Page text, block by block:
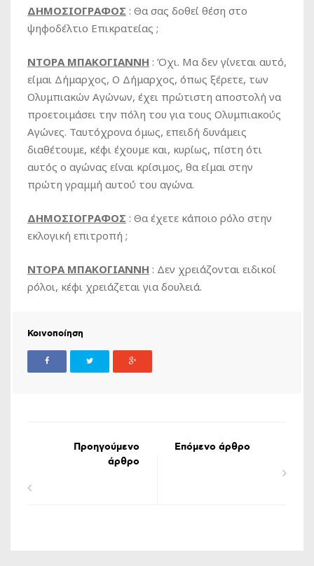
ΔΗΜΟΣΙΟΓΡΑΦΟΣ : Θα σας δοθεί θέση στο
ψηφοδέλτιο Επικρατείας ;
ΝΤΟΡΑ ΜΠΑΚΟΓΙΑΝΝΗ : Όχι. Μα δεν γίνεται αυτό,
είμαι Δήμαρχος, Ο Δήμαρχος, όπως ξέρετε, των
Ολυμπιακών Αγώνων, έχει πρώτιστη αποστολή να
προετοιμάσει την πόλη του για τους Ολυμπιακούς
Αγώνες. Ταυτόχρονα όμως, επειδή δυνάμεις
διαθέτουμε, κέφι έχουμε και, κυρίως, πίστη ότι
αυτός ο αγώνας είναι κρίσιμος, θα είμαι στην
πρώτη γραμμή αυτού του αγώνα.
ΔΗΜΟΣΙΟΓΡΑΦΟΣ : Θα έχετε κάποιο ρόλο στην
εκλογική επιτροπή ;
ΝΤΟΡΑ ΜΠΑΚΟΓΙΑΝΝΗ : Δεν χρειάζονται ειδικοί
ρόλοι, κέφι χρειάζεται για δουλειά.
Κοινοποίηση
Προηγούμενο
άρθρο
Επόμενο άρθρο